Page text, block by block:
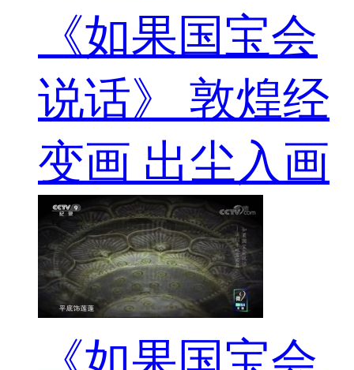
《如果国宝会
说话》 敦煌经
变画 出尘入画